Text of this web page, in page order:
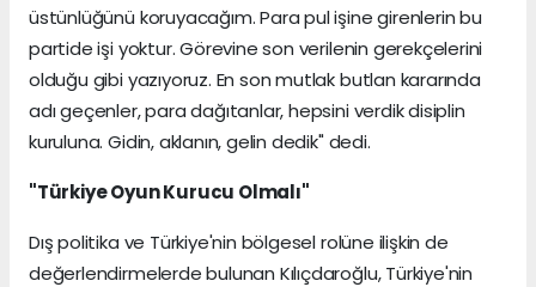
üstünlüğünü koruyacağım. Para pul işine girenlerin bu
partide işi yoktur. Görevine son verilenin gerekçelerini
olduğu gibi yazıyoruz. En son mutlak butlan kararında
adı geçenler, para dağıtanlar, hepsini verdik disiplin
kuruluna. Gidin, aklanın, gelin dedik" dedi.
"Türkiye Oyun Kurucu Olmalı"
Dış politika ve Türkiye'nin bölgesel rolüne ilişkin de
değerlendirmelerde bulunan Kılıçdaroğlu, Türkiye'nin